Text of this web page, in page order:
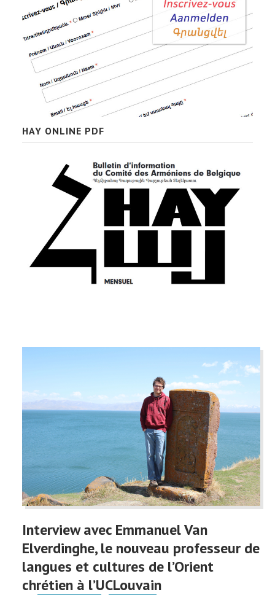
HAY ONLINE PDF
Interview avec Emmanuel Van
Elverdinghe, le nouveau professeur de
langues et cultures de l’Orient
chrétien à l’UCLouvain